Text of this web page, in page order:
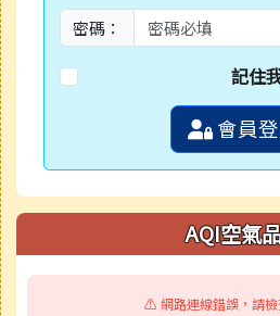
密碼：
記住
會員
AQI空氣
⚠️ 網路連線錯誤，請